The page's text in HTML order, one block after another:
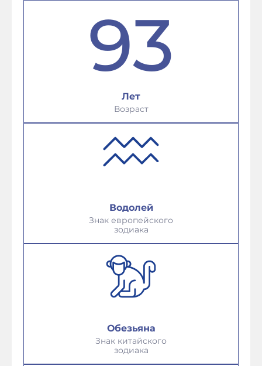
93
Лет
Возраст
Водолей
Знак европейского
зодиака
Обезьяна
Знак китайского
зодиака